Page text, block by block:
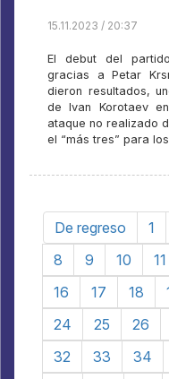
15.11.2023 / 20:37
El debut del
gracias a Petar
dieron resultados,
de Ivan Korotaev
ataque no realizado
el “más tres” para
De regreso 1
8
9 10 11
16
17 18
24
25 26
32
33 34